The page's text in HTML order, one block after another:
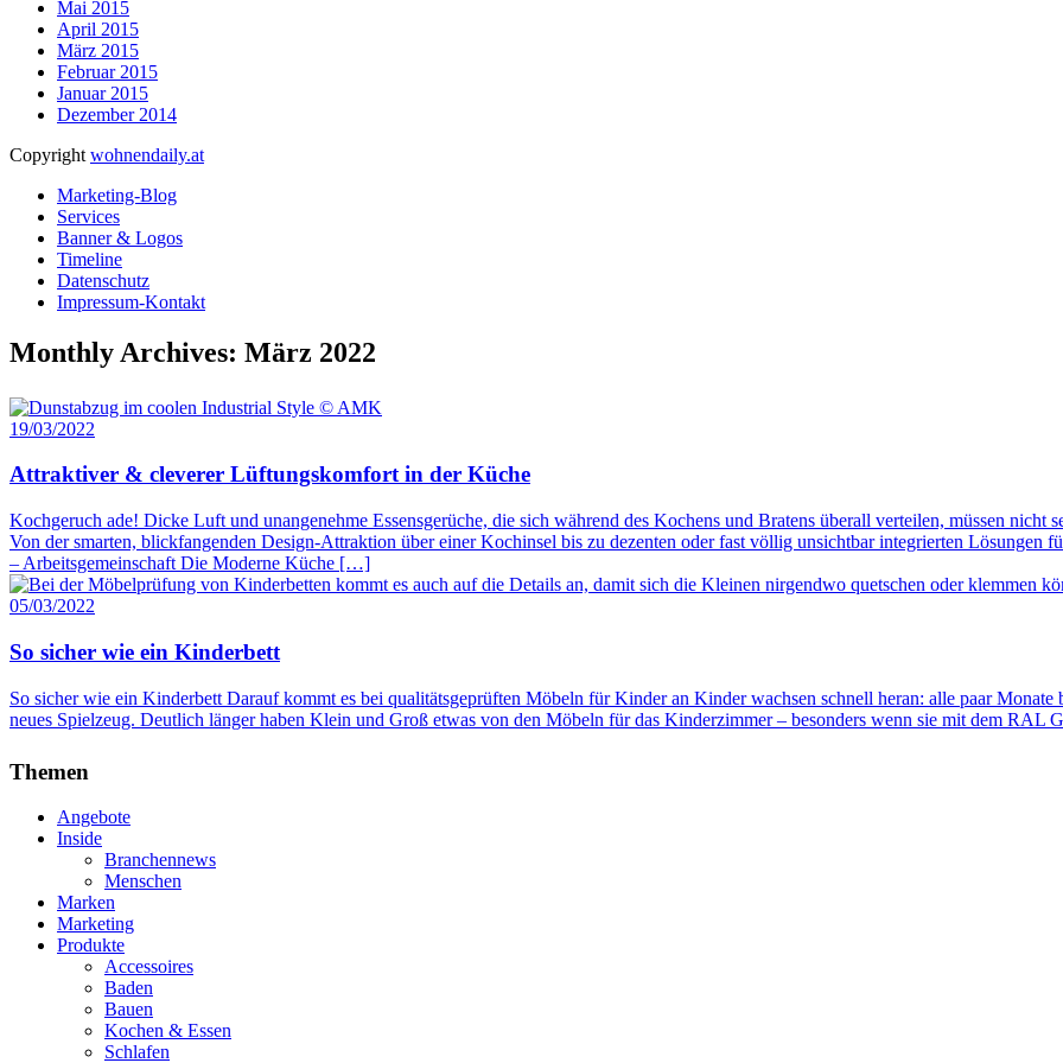
Mai 2015
April 2015
März 2015
Februar 2015
Januar 2015
Dezember 2014
Copyright wohnendaily.at
Marketing-Blog
Services
Banner & Logos
Timeline
Datenschutz
Impressum-Kontakt
Monthly Archives: März 2022
19/03/2022
Attraktiver & cleverer Lüftungskomfort in der Küche
Kochgeruch ade! Dicke Luft und unangenehme Essensgerüche, die sich während des Kochens und Bratens überall verteilen, müssen
Von der smarten, blickfangenden Design-Attraktion über einer Kochinsel bis zu dezenten oder fast völlig unsichtbar integrierten
– Arbeitsgemeinschaft Die Moderne Küche […]
05/03/2022
So sicher wie ein Kinderbett
So sicher wie ein Kinderbett Darauf kommt es bei qualitätsgeprüften Möbeln für Kinder an Kinder wachsen schnell heran: alle paar Monate
neues Spielzeug. Deutlich länger haben Klein und Groß etwas von den Möbeln für das Kinderzimmer – besonders wenn sie mit dem RAL
Themen
Angebote
Inside
Branchennews
Menschen
Marken
Marketing
Produkte
Accessoires
Baden
Bauen
Kochen & Essen
Schlafen